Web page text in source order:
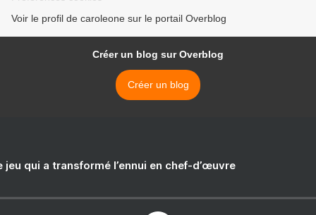
Voir le profil de caroleone sur le portail Overblog
Créer un blog sur Overblog
Créer un blog
jeu qui a transformé l’ennui en chef-d’œuvre